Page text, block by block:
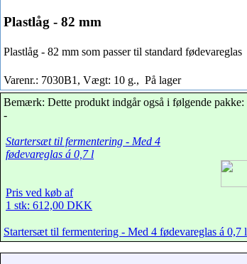
Plastlåg - 82 mm
Plastlåg - 82 mm som passer til standard fødevareglas
Varenr.: 7030B1, Vægt: 10 g., På lager
Bemærk: Dette produkt indgår også i følgende pakke:
-
Startersæt til fermentering - Med 4
fødevareglas á 0,7 l
Pris ved køb af
1 stk: 612,00 DKK
Startersæt til fermentering - Med 4 fødevareglas á 0,7 l